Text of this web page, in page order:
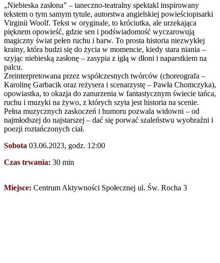
„Niebieska zasłona” – taneczno-teatralny spektakl inspirowany
tekstem o tym samym tytule, autorstwa angielskiej powieściopisarki
Virginii Woolf. Tekst w oryginale, to króciutka, ale urzekająca
pięknem opowieść, gdzie sen i podświadomość wyczarowują
magiczny świat pełen ruchu i barw. To prosta historia niezwykłej
krainy, która budzi się do życia w momencie, kiedy stara niania –
szyjąc niebieską zasłonę – zasypia z igłą w dłoni i naparstkiem na
palcu.
Zreinterpretowana przez współczesnych twórców (choreografa –
Karolinę Garbacik oraz reżysera i scenarzystę – Pawła Chomczyka),
opowiastka, to okazja do zanurzenia w fantastycznym świecie tańca,
ruchu i muzyki na żywo, z których szyta jest historia na scenie.
Pełna muzycznych zaskoczeń i humoru pozwala widowni – od
najmłodszej do najstarszej – dać się porwać szaleństwu wyobraźni i
poezji roztańczonych ciał.
Sobota 03.06.2023, godz. 12:00
Czas trwania: 30 min
Miejsce: Centrum Aktywności Społecznej ul. Św. Rocha 3